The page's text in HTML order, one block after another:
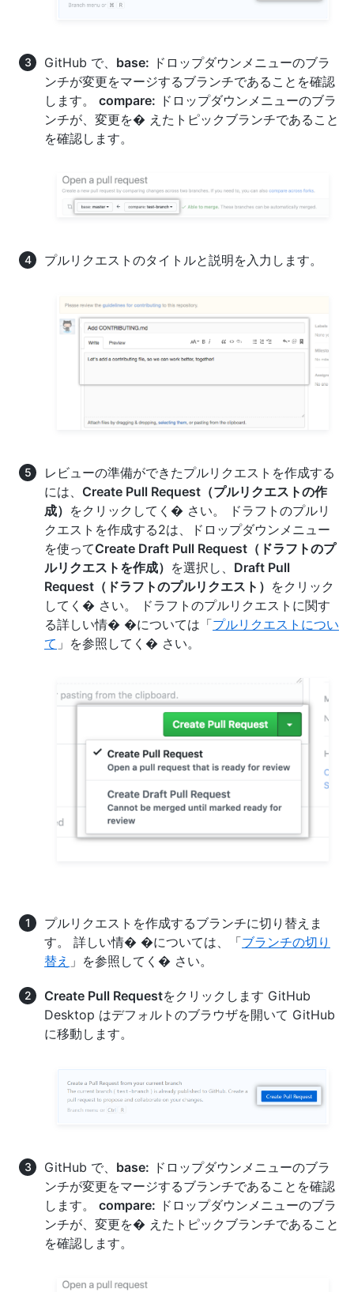
GitHub で、 base: ドロップダウンメニューのブラ
ンチが変更をマージするブランチであることを確認
します。 compare: ドロップダウンメニューのブラ
ンチが、変更を� えたトピックブランチであること
を確認します。
プルリクエストのタイトルと説明を入力します。
レビューの準備ができたプルリクエストを作成する
には、 Create Pull Request（プルリクエストの作
成） をクリックしてく� さい。 ドラフトのプルリ
クエストを作成する2は、ドロップダウンメニュー
を使ってCreate Draft Pull Request（ドラフトのプ
ルリクエストを作成） を選択し、 Draft Pull
Request（ドラフトのプルリクエスト） をクリック
してく� さい。 ドラフトのプルリクエストに関す
る詳しい情� �については「プルリクエストについ
て 」を参照してく� さい。
プルリクエストを作成するブランチに切り替えま
す。 詳しい情� �については、「ブランチの切り
替え 」を参照してく� さい。
Create Pull Requestをクリックします GitHub
Desktop はデフォルトのブラウザを開いて GitHub
に移動します。
GitHub で、 base: ドロップダウンメニューのブラ
ンチが変更をマージするブランチであることを確認
します。 compare: ドロップダウンメニューのブラ
ンチが、変更を� えたトピックブランチであること
を確認します。